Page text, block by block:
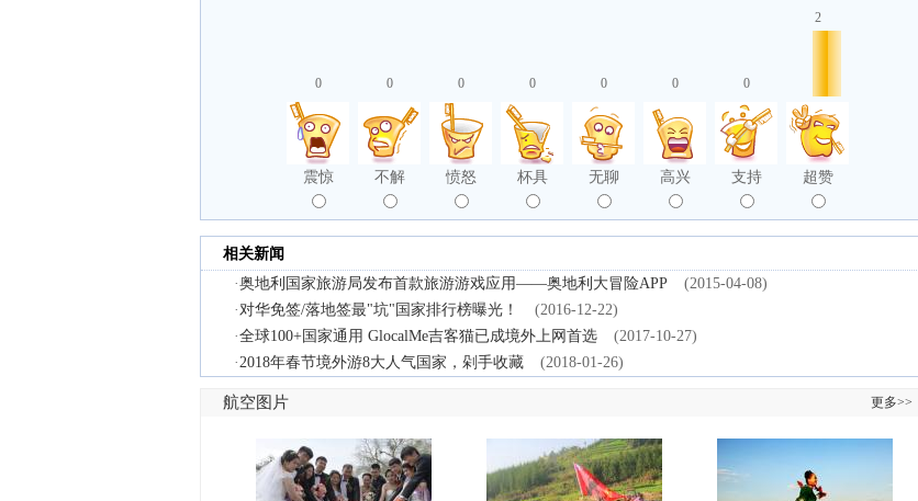
0
震惊
0
不解
0
愤怒
0
杯具
0
无聊
0
高兴
0
支持
2
超赞
相关新闻
·奥地利国家旅游局发布首款旅游游戏应用——奥地利大冒险APP
(2015-04-08)
·对华免签/落地签最"坑"国家排行榜曝光！
(2016-12-22)
·全球100+国家通用 GlocalMe吉客猫已成境外上网首选
(2017-10-27)
·2018年春节境外游8大人气国家，剁手收藏 (2018-01-26)
航空图片 更多>>